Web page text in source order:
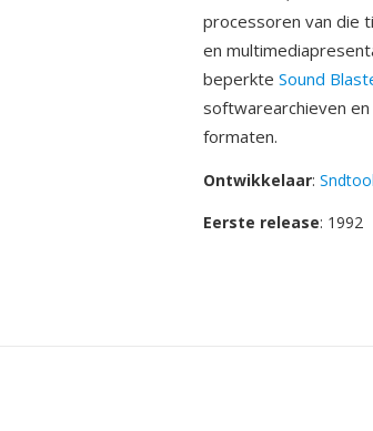
processoren van die
en
beperkte Sound
softwarearchieven
formaten.
Ontwikkelaar:
Eerste release: 1992